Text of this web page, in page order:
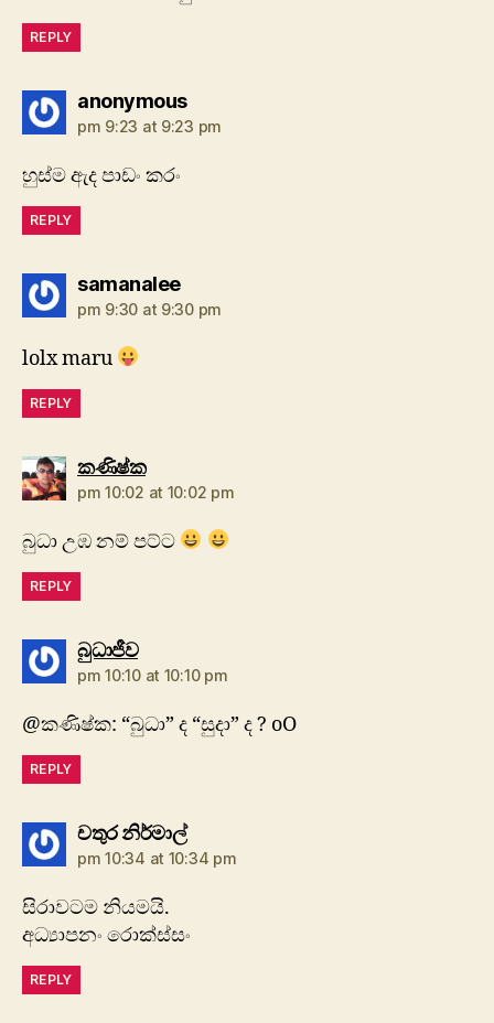
REPLY
anonymoussays:
pm 9:23 at 9:23 pm
හුස්ම ඇද පාඩං කරං
REPLY
samanaleesays:
pm 9:30 at 9:30 pm
lolx maru
REPLY
කණිෂ්කsays:
pm 10:02 at 10:02 pm
බුධා‍ උඹ නම් පට්ට
REPLY
බුධාජීවsays:
pm 10:10 at 10:10 pm
@කණිෂ්ක: “බුධා” ද “සුදා” ද ? oO
REPLY
චතුර නිර්මාල්says:
pm 10:34 at 10:34 pm
සිරාවටම නියමයි.
අධ්‍යාපනං රොක්ස්සං
REPLY